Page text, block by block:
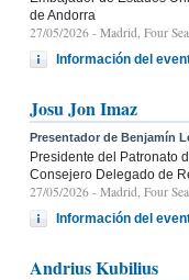
de Andorra
27/05/2026 - Madrid, Four
Información del
Josu Jon Imaz
Presentador de Benjamín
Presidente del Patronato
Consejero Delegado de
27/05/2026 - Madrid, Four
Información del
Andrius Kubilius